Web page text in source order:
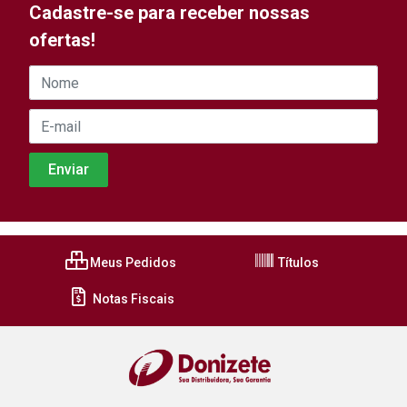
Cadastre-se para receber nossas
ofertas!
Meus Pedidos Títulos
Notas Fiscais